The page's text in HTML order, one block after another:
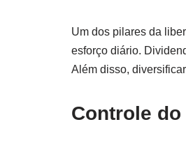
Um dos pilares da
esforço diário.
Além disso,
Controle